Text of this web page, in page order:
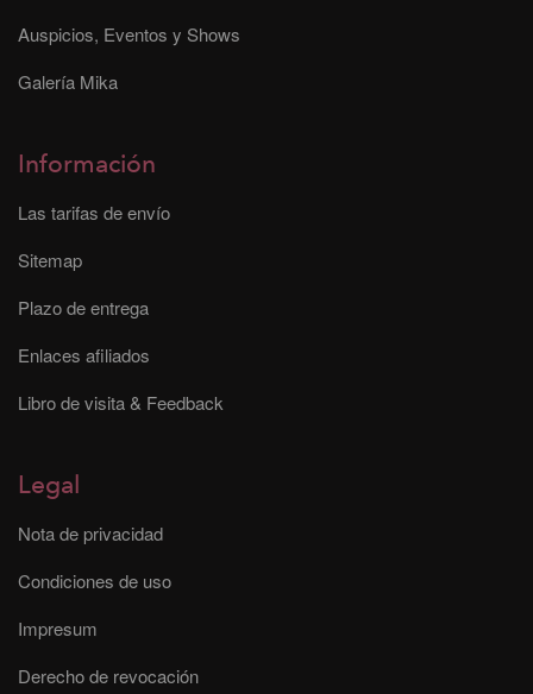
Auspicios, Eventos y Shows
Galería Mika
Información
Las tarifas de envío
Sitemap
Plazo de entrega
Enlaces afiliados
Libro de visita & Feedback
Legal
Nota de privacidad
Condiciones de uso
Impresum
Derecho de revocación